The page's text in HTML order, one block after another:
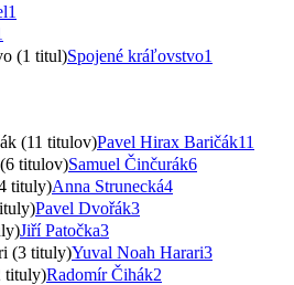
1
(1 titul)Spojené kráľovstvo1
(11 titulov)Pavel Hirax Baričák11
titulov)Samuel Činčurák6
tituly)Anna Strunecká4
Pavel Dvořák3
Jiří Patočka3
(3 tituly)Yuval Noah Harari3
tituly)Radomír Čihák2